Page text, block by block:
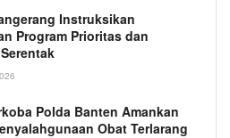
Instruksikan
Program Prioritas dan
Polda Banten Amankan
Obat Terlarang